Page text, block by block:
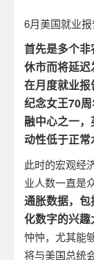
6月美国就业
首先是多个
休市而将延
在月度就业报
纪念女王70
融中心之一
动性低于正常
此时的宏观经
业人数一直是
通胀数据，
化数字的兴趣
忡忡，尤其能
将与美国总统